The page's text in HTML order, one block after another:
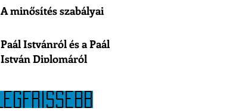
LEGFRISSEBB
A minősítés szabályai
Paál Istvánról és a Paál
István Diplomáról